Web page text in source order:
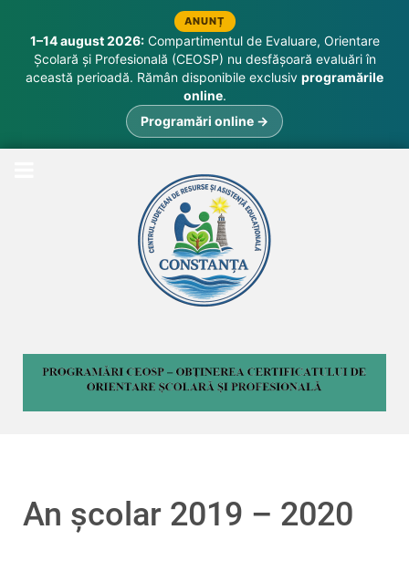
ANUNȚ
1–14 august 2026:Compartimentul de Evaluare, Orientare
Școlară și Profesională (CEOSP) nu desfășoară evaluări în
această perioadă. Rămân disponibile exclusiv programările
online.
Programări online →
An școlar 2019 – 2020